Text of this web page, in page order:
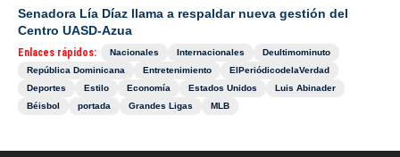
Senadora Lía Díaz llama a respaldar nueva gestión del
Centro UASD-Azua
Enlaces rápidos: Nacionales Internacionales
Deultimominuto
República Dominicana
Entretenimiento
ElPeriódicodelaVerdad
Deportes
Estilo Economía Estados Unidos
Luis Abinader
Béisbol
portada Grandes Ligas MLB